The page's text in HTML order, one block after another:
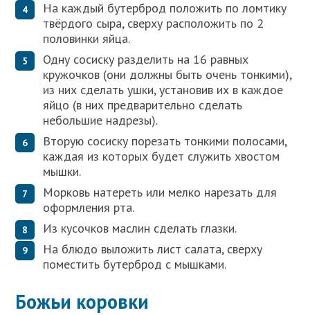
На каждый бутерброд положить по ломтику
твёрдого сыра, сверху расположить по 2
половинки яйца.
Одну сосиску разделить на 16 равных
кружочков (они должны быть очень тонкими),
из них сделать ушки, установив их в каждое
яйцо (в них предварительно сделать
небольшие надрезы).
Вторую сосиску порезать тонкими полосами,
каждая из которых будет служить хвостом
мышки.
Морковь натереть или мелко нарезать для
оформления рта.
Из кусочков маслин сделать глазки.
На блюдо выложить лист салата, сверху
поместить бутерброд с мышками.
Божьи коровки